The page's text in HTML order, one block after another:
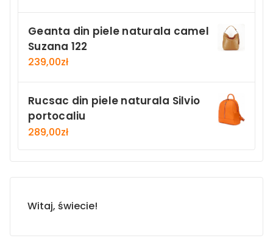
Geanta din piele naturala camel
Suzana 122
239,00zł
Rucsac din piele naturala Silvio
portocaliu
289,00zł
Witaj, świecie!